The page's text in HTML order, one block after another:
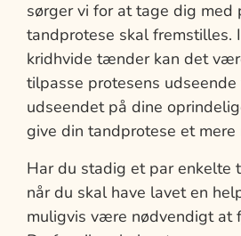
sørger vi for at tage dig med
tandprotese skal
kridhvide tænder kan det
tilpasse protesens
udseendet på dine
give din tandprotese et
Har du stadig et par enkelte
når du skal have lavet en
muligvis være nødvendigt at